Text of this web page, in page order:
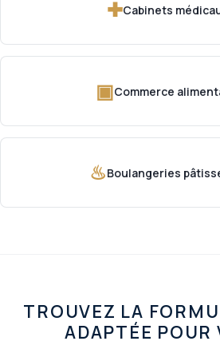
✚Cabinets
▣Commerce
♨Boulangeries
TROUVEZ LA
ADAPTÉE POUR